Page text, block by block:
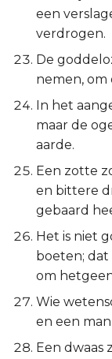
een
verdrogen.
De
nemen, om
In het
maar de
aarde.
Een zotte
en bittere
gebaard
Het is niet
boeten; dat
om
Wie
en een
Een dwaas